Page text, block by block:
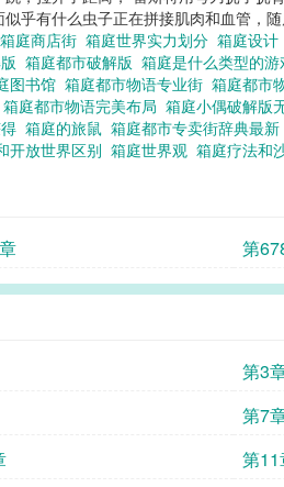
乎有什么虫子正在拼接肌肉和血管，
箱庭商店街 箱庭世界实力划分 箱庭设计
箱庭都市破解版 箱庭是什么类型的游
图书馆 箱庭都市物语专业街 箱庭都市
箱庭都市物语完美布局 箱庭小偶破解版
箱庭的旅鼠 箱庭都市专卖街辞典最新
开放世界区别 箱庭世界观 箱庭疗法和
第
第3
第7
第11